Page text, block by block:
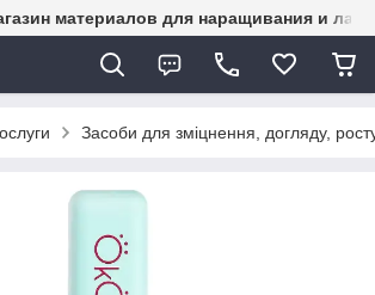
материалов для наращивания и
Засоби для зміцнення, догляду, росту